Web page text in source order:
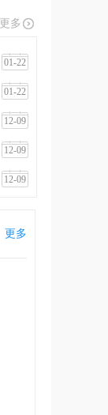
更多
01-22
01-22
12-09
12-09
12-09
更多